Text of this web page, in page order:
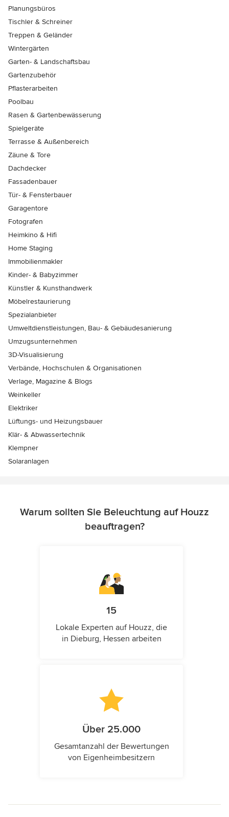
Planungsbüros
Tischler & Schreiner
Treppen & Geländer
Wintergärten
Garten- & Landschaftsbau
Gartenzubehör
Pflasterarbeiten
Poolbau
Rasen & Gartenbewässerung
Spielgeräte
Terrasse & Außenbereich
Zäune & Tore
Dachdecker
Fassadenbauer
Tür- & Fensterbauer
Garagentore
Fotografen
Heimkino & Hifi
Home Staging
Immobilienmakler
Kinder- & Babyzimmer
Künstler & Kunsthandwerk
Möbelrestaurierung
Spezialanbieter
Umweltdienstleistungen, Bau- & Gebäudesanierung
Umzugsunternehmen
3D-Visualisierung
Verbände, Hochschulen & Organisationen
Verlage, Magazine & Blogs
Weinkeller
Elektriker
Lüftungs- und Heizungsbauer
Klär- & Abwassertechnik
Klempner
Solaranlagen
Warum sollten Sie Beleuchtung auf Houzz
beauftragen?
15
Lokale Experten auf Houzz, die
in Dieburg, Hessen arbeiten
Über 25.000
Gesamtanzahl der Bewertungen
von Eigenheimbesitzern